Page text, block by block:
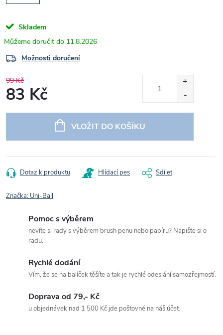
Skladem
11.8.2026
Možnosti doručení
99 Kč
83 Kč
VLOŽIT DO KOŠÍKU
Dotaz k produktu Hlídací pes Sdílet
Značka: Uni-Ball
Pomoc s výběrem
nevíte si rady s výběrem brush penu nebo papíru? Napište si o
radu.
Rychlé dodání
Vím, že se na balíček těšíte a tak je rychlé odeslání samozřejmostí.
Doprava od 79,- Kč
u objednávek nad 1 500 Kč jde poštovné na náš účet.